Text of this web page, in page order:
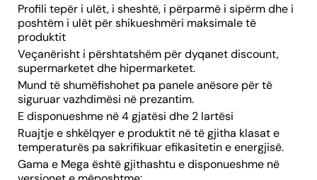
Profili tepër i ulët, i sheshtë, i përparmë i sipërm dhe i
poshtëm i ulët për shikueshmëri maksimale të
produktit
Veçanërisht i përshtatshëm për dyqanet discount,
supermarketet dhe hipermarketet.
Mund të shumëfishohet pa panele anësore për të
siguruar vazhdimësi në prezantim.
E disponueshme në 4 gjatësi dhe 2 lartësi
Ruajtje e shkëlqyer e produktit në të gjitha klasat e
temperaturës pa sakrifikuar efikasitetin e energjisë.
Gama e Mega është gjithashtu e disponueshme në